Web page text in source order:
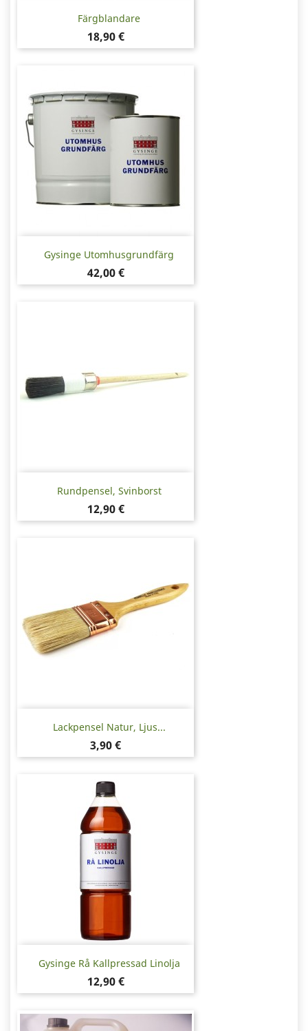
Färgblandare
Pris
18,90 €
Gysinge Utomhusgrundfärg
Pris
42,00 €
Rundpensel, Svinborst
Pris
12,90 €
Lackpensel Natur, Ljus...
Pris
3,90 €
Gysinge Rå Kallpressad Linolja
Pris
12,90 €